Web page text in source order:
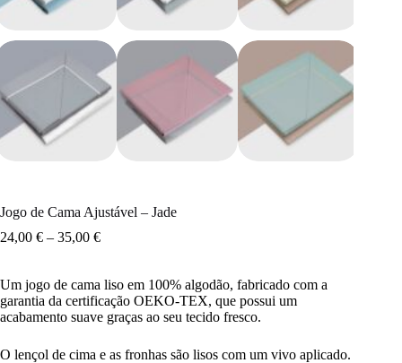
Jogo de Cama Ajustável – Jade
24,00 € – 35,00 €
Um jogo de cama liso em 100% algodão, fabricado com a
garantia da certificação OEKO-TEX, que possui um
acabamento suave graças ao seu tecido fresco.
O lençol de cima e as fronhas são lisos com um vivo aplicado.